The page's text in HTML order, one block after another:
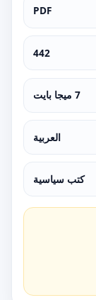
PDF
442
7 ميجا بايت
العربية
كتب سياسية